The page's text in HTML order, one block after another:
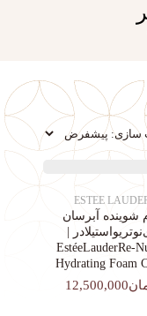
ESTEE
شوینده آبرسان
|
EstéeLauderRe-
Hydrating Foam